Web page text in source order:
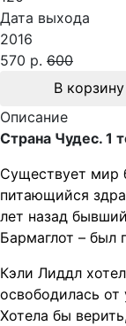
Дата выхода
2016
570 р. 600
В корзину
Описание
Страна Чудес. 1
Существует мир
питающийся
лет назад
Бармаглот – был
Кэли Лиддл
освободилась
Хотела бы